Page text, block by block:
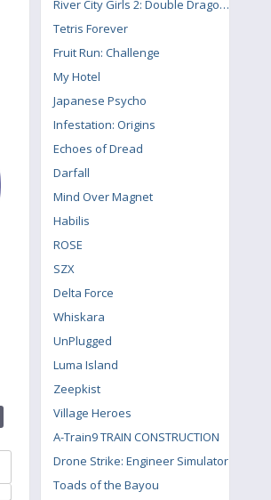
River City Girls 2: Double Dragon DLC
Tetris Forever
Fruit Run: Challenge
My Hotel
Japanese Psycho
Infestation: Origins
Echoes of Dread
Darfall
Mind Over Magnet
Habilis
ROSE
SZX
Delta Force
Whiskara
UnPlugged
Luma Island
Zeepkist
Village Heroes
A-Train9 TRAIN CONSTRUCTION
Drone Strike: Engineer Simulator
Toads of the Bayou